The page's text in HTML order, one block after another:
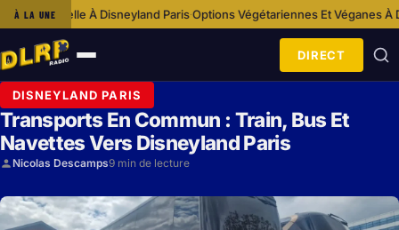
À LA UNEParis·Options Végétariennes Et Véganes À Disneyland Paris·Idée
Ouvrir
le
menu
DIRECT
DISNEYLAND PARIS
Transports En Commun : Train, Bus Et
Navettes Vers Disneyland Paris
Nicolas Descamps9 min de lecture